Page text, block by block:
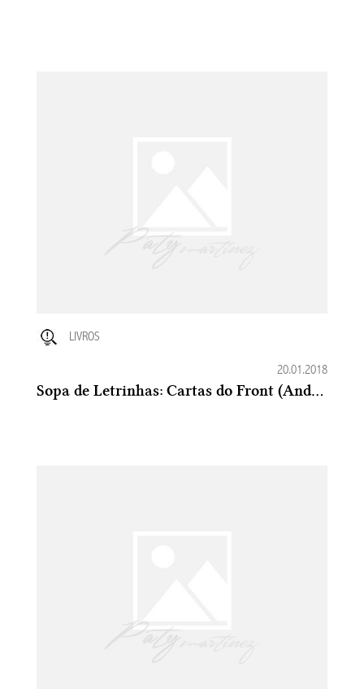
LIVROS
20.01.2018
Sopa de Letrinhas: Cartas do Front (Andrew Carroll)